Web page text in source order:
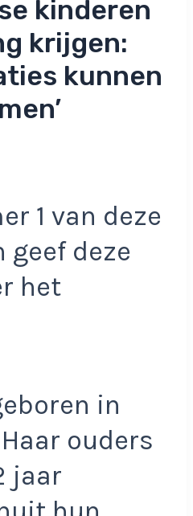
kinderen
krijgen:
kunnen
1 van deze
geef deze
het
in
ouders
jaar